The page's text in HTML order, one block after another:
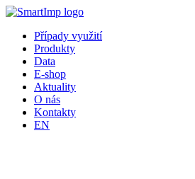
Přejít
obsahuPřípady využití
Produkty
Data
E-shop
Aktuality
O nás
Kontakty
EN